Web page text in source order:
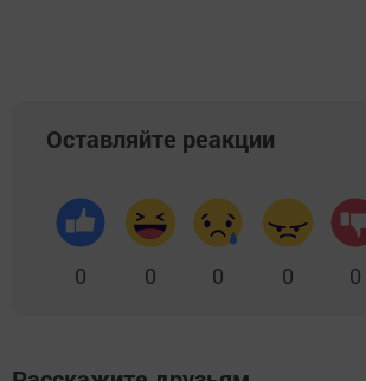
Оставляйте реакции
0 0 0 0 0